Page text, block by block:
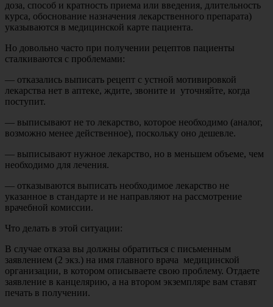
доза, способ и кратность приема или введения, длительность
курса, обоснование назначения лекарственного препарата)
указываются в медицинской карте пациента.
Но довольно часто при получении рецептов пациенты
сталкиваются с проблемами:
— отказались выписать рецепт с устной мотивировкой
лекарства нет в аптеке, ждите, звоните и уточняйте, когда
поступит.
— выписывают не то лекарство, которое необходимо (аналог,
возможно менее действенное), поскольку оно дешевле.
— выписывают нужное лекарство, но в меньшем объеме, чем
необходимо для лечения.
— отказываются выписать необходимое лекарство не
указанное в стандарте и не направляют на рассмотрение
врачебной комиссии.
Что делать в этой ситуации:
В случае отказа вы должны обратиться с письменным
заявлением (2 экз.) на имя главного врача медицинской
организации, в котором описываете свою проблему. Отдаете
заявление в канцелярию, а на втором экземпляре вам ставят
печать в получении.